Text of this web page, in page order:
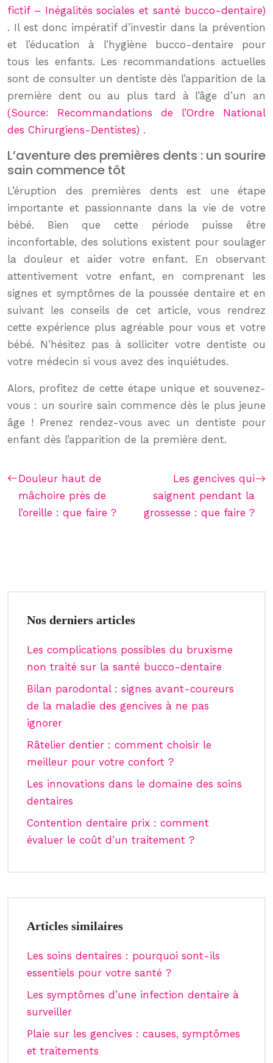
fictif – Inégalités sociales et santé bucco-dentaire)
. Il est donc impératif d’investir dans la prévention
et l’éducation à l’hygiène bucco-dentaire pour
tous les enfants. Les recommandations actuelles
sont de consulter un dentiste dès l’apparition de la
première dent ou au plus tard à l’âge d’un an
(Source: Recommandations de l’Ordre National
des Chirurgiens-Dentistes) .
L’aventure des premières dents : un sourire
sain commence tôt
L’éruption des premières dents est une étape
importante et passionnante dans la vie de votre
bébé. Bien que cette période puisse être
inconfortable, des solutions existent pour soulager
la douleur et aider votre enfant. En observant
attentivement votre enfant, en comprenant les
signes et symptômes de la poussée dentaire et en
suivant les conseils de cet article, vous rendrez
cette expérience plus agréable pour vous et votre
bébé. N’hésitez pas à solliciter votre dentiste ou
votre médecin si vous avez des inquiétudes.
Alors, profitez de cette étape unique et souvenez-
vous : un sourire sain commence dès le plus jeune
âge ! Prenez rendez-vous avec un dentiste pour
enfant dès l’apparition de la première dent.
Douleur haut de
mâchoire près de
l’oreille : que faire ?
Les gencives qui
saignent pendant la
grossesse : que faire ?
Nos derniers articles
Les complications possibles du bruxisme
non traité sur la santé bucco-dentaire
Bilan parodontal : signes avant-coureurs
de la maladie des gencives à ne pas
ignorer
Râtelier dentier : comment choisir le
meilleur pour votre confort ?
Les innovations dans le domaine des soins
dentaires
Contention dentaire prix : comment
évaluer le coût d’un traitement ?
Articles similaires
Les soins dentaires : pourquoi sont-ils
essentiels pour votre santé ?
Les symptômes d’une infection dentaire à
surveiller
Plaie sur les gencives : causes, symptômes
et traitements